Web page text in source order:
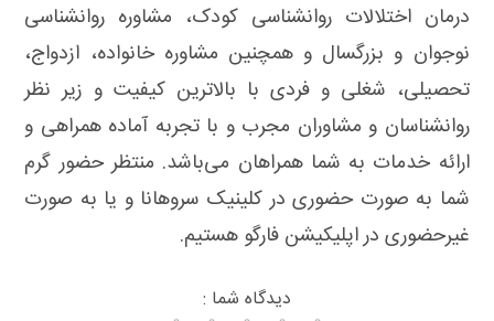
درمان اختلالات روانشناسی کودک، مشاوره روانشناسی
نوجوان و بزرگسال و همچنین مشاوره خانواده، ازدواج،
تحصیلی، شغلی و فردی با بالاترین کیفیت و زیر نظر
روانشناسان و مشاوران مجرب و با تجربه آماده همراهی و
ارائه خدمات به شما همراهان می‌باشد. منتظر حضور گرم
شما به صورت حضوری در کلینیک سروهانا و یا به صورت
غیرحضوری در اپلیکیشن فارگو هستیم.
دیدگاه شما :